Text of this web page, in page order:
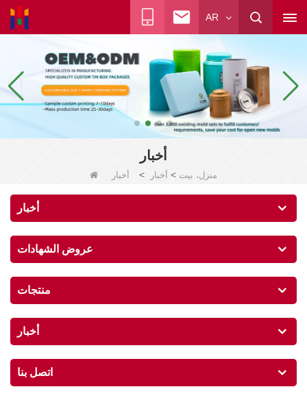
AR
أخبار
منزل، بيت > أخبار > أخبار
أخبار
عروض الشهادات
منتجات
أخبار
اتصل بنا